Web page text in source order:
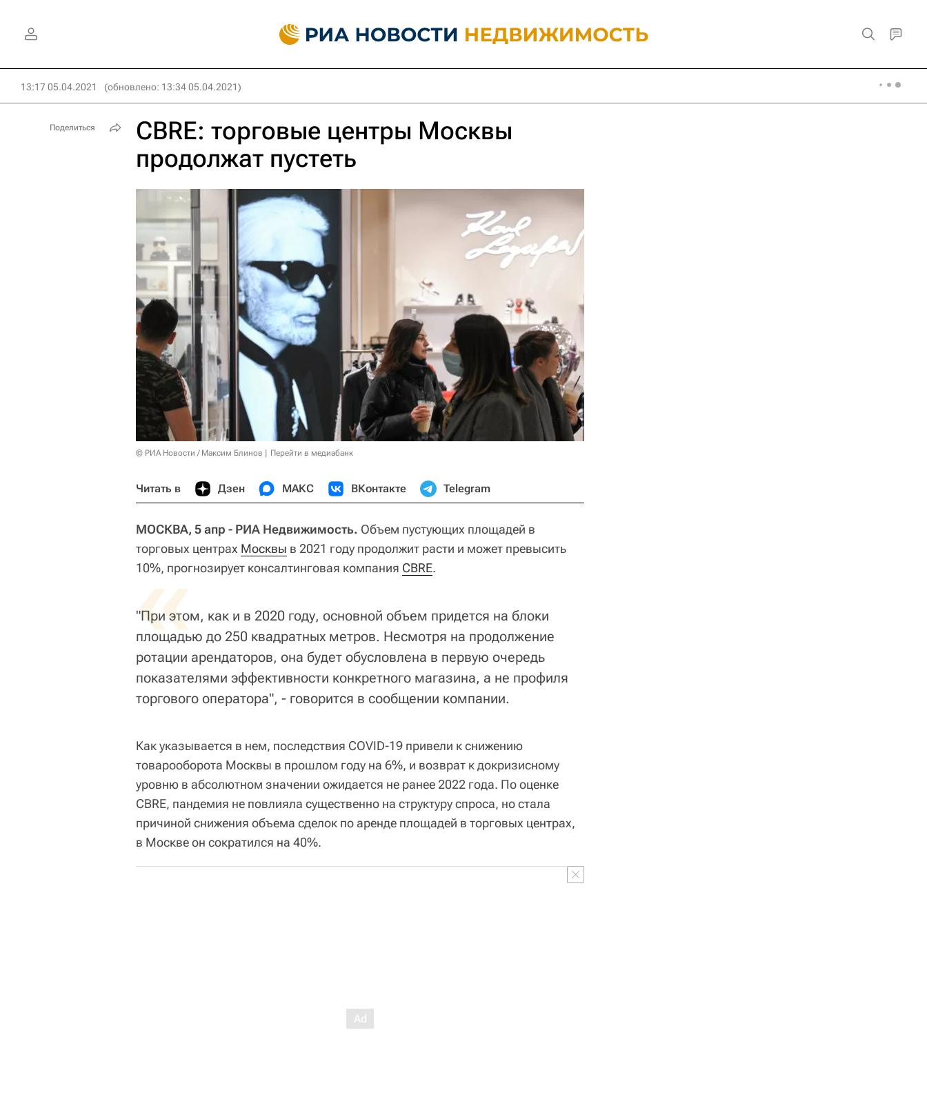
13:17 05.04.2021 (обновлено: 13:34 05.04.2021)
CBRE: торговые центры Москвы
продолжат пустеть
© РИА Новости / Максим Блинов Перейти в медиабанк
Читать в Дзен МАКС ВКонтакте Telegram
МОСКВА, 5 апр - РИА Недвижимость. Объем пустующих площадей в
торговых центрах Москвы в 2021 году продолжит расти и может превысить
10%, прогнозирует консалтинговая компания CBRE.
«
"При этом, как и в 2020 году, основной объем придется на блоки
площадью до 250 квадратных метров. Несмотря на продолжение
ротации арендаторов, она будет обусловлена в первую очередь
показателями эффективности конкретного магазина, а не профиля
торгового оператора", - говорится в сообщении компании.
Как указывается в нем, последствия COVID-19 привели к снижению
товарооборота Москвы в прошлом году на 6%, и возврат к докризисному
уровню в абсолютном значении ожидается не ранее 2022 года. По оценке
CBRE, пандемия не повлияла существенно на структуру спроса, но стала
причиной снижения объема сделок по аренде площадей в торговых центрах,
в Москве он сократился на 40%.
Поделиться